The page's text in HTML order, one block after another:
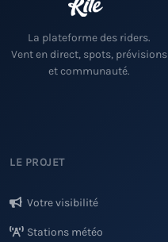
La plateforme des riders.
Vent en direct, spots, prévisions
et communauté.
LE PROJET
Votre visibilité
Stations météo